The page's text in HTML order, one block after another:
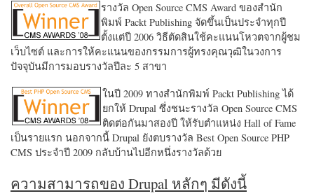
รางวัล Open Source CMS Award ของสำนัก
พิมพ์ Packt Publishing จัดขึ้นเป็นประจำทุกปี
ตั้งแต่ปี 2006 วิธีตัดสินใช้คะแนนโหวตจากผู้ชม
เว็บไซต์ และการให้คะแนนของกรรมการผู้ทรงคุณวุฒิในวงการ
ปัจจุบันมีการมอบรางวัลปีละ 5 สาขา
ในปี 2009 ทางสำนักพิมพ์ Packt Publishing ได้
ยกให้ Drupal ซึ่งชนะรางวัล Open Source CMS
ติดต่อกันมาสองปี ให้รับตำแหน่ง Hall of Fame
เป็นรายแรก นอกจากนี้ Drupal ยังตบรางวัล Best Open Source PHP
CMS ประจำปี 2009 กลับบ้านไปอีกหนึ่งรางวัลด้วย
ความสามารถของ Drupal หลักๆ มีดังนี้